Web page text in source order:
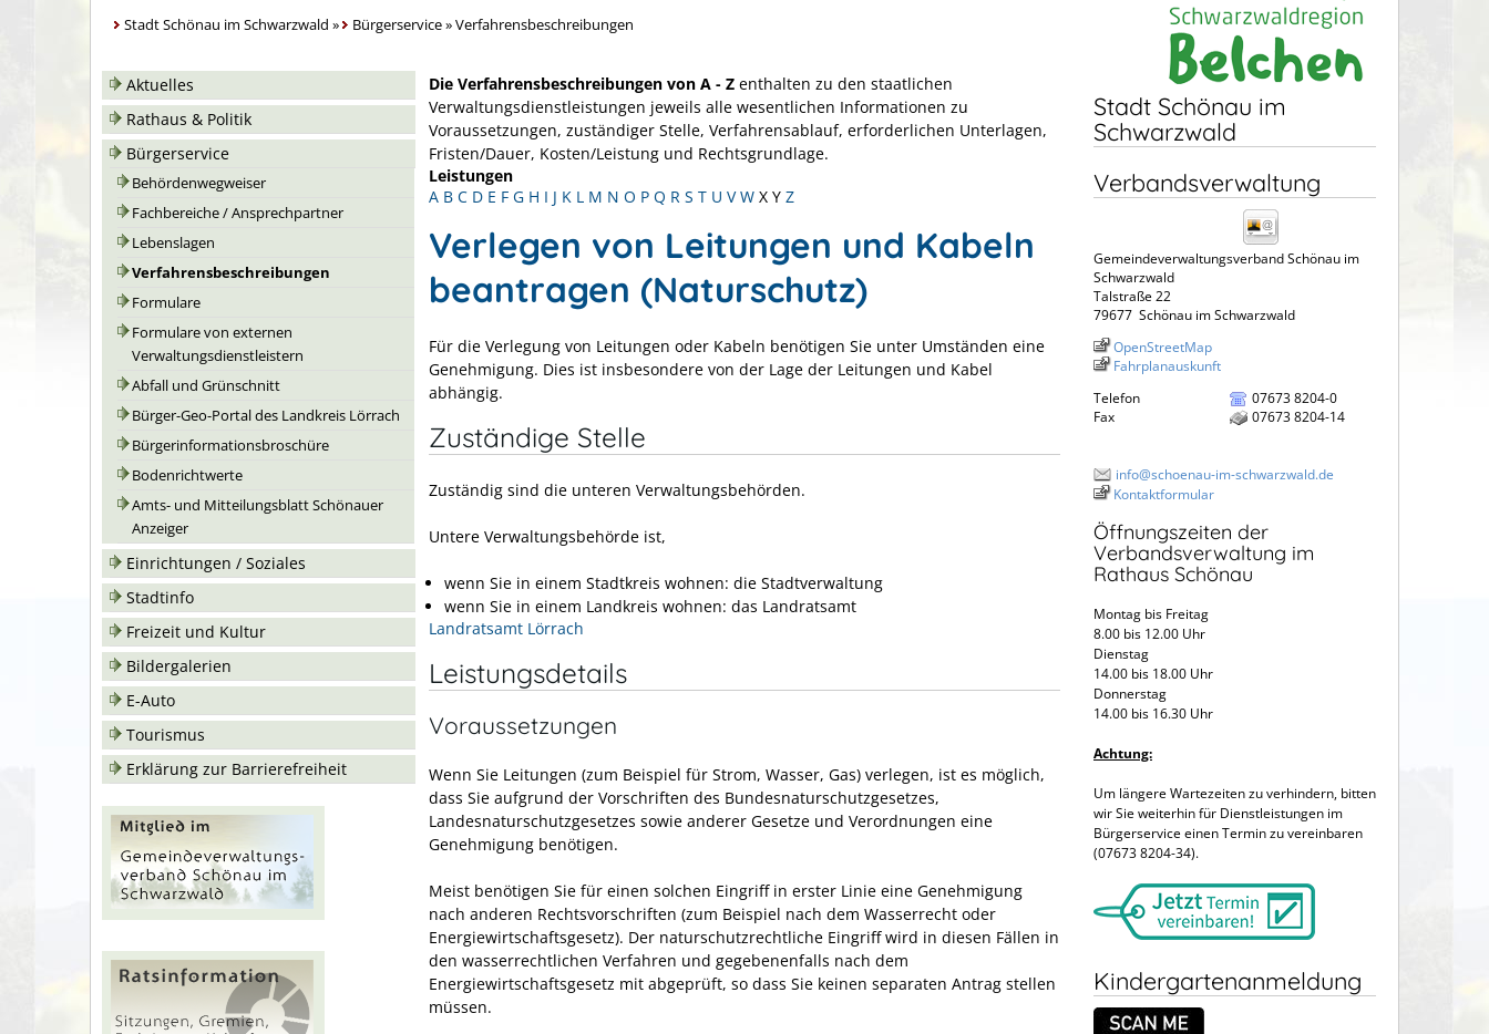
Stadt Schönau im Schwarzwald » Bürgerservice»Verfahrensbeschreibungen
Aktuelles
Rathaus & Politik
Bürgerservice
Behördenwegweiser
Fachbereiche / Ansprechpartner
Lebenslagen
Verfahrensbeschreibungen
Formulare
Formulare von externen
Verwaltungsdienstleistern
Abfall und Grünschnitt
Bürger-Geo-Portal des Landkreis Lörrach
Bürgerinformationsbroschüre
Bodenrichtwerte
Amts- und Mitteilungsblatt Schönauer
Anzeiger
Einrichtungen / Soziales
Stadtinfo
Freizeit und Kultur
Bildergalerien
E-Auto
Tourismus
Erklärung zur Barrierefreiheit
Die Verfahrensbeschreibungen von A - Z enthalten zu den staatlichen
Verwaltungsdienstleistungen jeweils alle wesentlichen Informationen zu
Voraussetzungen, zuständiger Stelle, Verfahrensablauf, erforderlichen Unterlagen,
Fristen/Dauer, Kosten/Leistung und Rechtsgrundlage.
Leistungen
A B C D E F G H I J K L M N O P Q R S T U V W X Y Z
Verlegen von Leitungen und Kabeln
beantragen (Naturschutz)
Für die Verlegung von Leitungen oder Kabeln benötigen Sie unter Umständen eine
Genehmigung. Dies ist insbesondere von der Lage der Leitungen und Kabel
abhängig.
Zuständige Stelle
Zuständig sind die unteren Verwaltungsbehörden.
Untere Verwaltungsbehörde ist,
wenn Sie in einem Stadtkreis wohnen: die Stadtverwaltung
wenn Sie in einem Landkreis wohnen: das Landratsamt
Landratsamt Lörrach
Leistungsdetails
Voraussetzungen
Wenn Sie Leitungen (zum Beispiel für Strom, Wasser, Gas) verlegen, ist es möglich,
dass Sie aufgrund der Vorschriften des Bundesnaturschutzgesetzes,
Landesnaturschutzgesetzes sowie anderer Gesetze und Verordnungen eine
Genehmigung benötigen.
Meist benötigen Sie für einen solchen Eingriff in erster Linie eine Genehmigung
nach anderen Rechtsvorschriften (zum Beispiel nach dem Wasserrecht oder
Energiewirtschaftsgesetz). Der naturschutzrechtliche Eingriff wird in diesen Fällen in
den wasserrechtlichen Verfahren und gegebenenfalls nach dem
Energiewirtschaftsgesetz mit abgeprüft, so dass Sie keinen separaten Antrag stellen
müssen.
Stadt Schönau im
Schwarzwald
Verbandsverwaltung
Gemeindeverwaltungsverband Schönau im
Schwarzwald
Talstraße 22
79677 Schönau im Schwarzwald
OpenStreetMap
Fahrplanauskunft
Telefon
07673 8204-0
Fax
07673 8204-14
info@schoenau-im-schwarzwald.de
Kontaktformular
Öffnungszeiten der
Verbandsverwaltung im
Rathaus Schönau
Montag bis Freitag
8.00 bis 12.00 Uhr
Dienstag
14.00 bis 18.00 Uhr
Donnerstag
14.00 bis 16.30 Uhr
Achtung:
Um längere Wartezeiten zu verhindern, bitten
wir Sie weiterhin für Dienstleistungen im
Bürgerservice einen Termin zu vereinbaren
(07673 8204-34).
Kindergartenanmeldung